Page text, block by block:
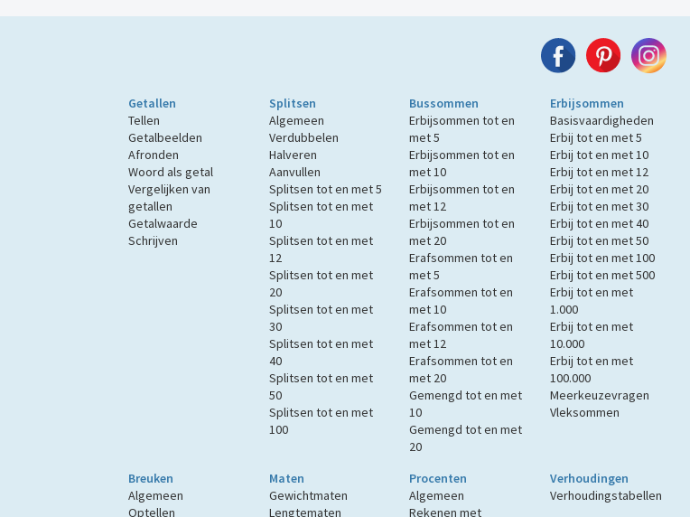
Getallen
Tellen
Getalbeelden
Afronden
Woord als getal
Vergelijken van
getallen
Getalwaarde
Schrijven
Splitsen
Algemeen
Verdubbelen
Halveren
Aanvullen
Splitsen tot en met 5
Splitsen tot en met
10
Splitsen tot en met
12
Splitsen tot en met
20
Splitsen tot en met
30
Splitsen tot en met
40
Splitsen tot en met
50
Splitsen tot en met
100
Bussommen
Erbijsommen tot en
met 5
Erbijsommen tot en
met 10
Erbijsommen tot en
met 12
Erbijsommen tot en
met 20
Erafsommen tot en
met 5
Erafsommen tot en
met 10
Erafsommen tot en
met 12
Erafsommen tot en
met 20
Gemengd tot en met
10
Gemengd tot en met
20
Erbijsommen
Basisvaardigheden
Erbij tot en met 5
Erbij tot en met 10
Erbij tot en met 12
Erbij tot en met 20
Erbij tot en met 30
Erbij tot en met 40
Erbij tot en met 50
Erbij tot en met 100
Erbij tot en met 500
Erbij tot en met
1.000
Erbij tot en met
10.000
Erbij tot en met
100.000
Meerkeuzevragen
Vleksommen
Breuken
Algemeen
Optellen
Maten
Gewichtmaten
Lengtematen
Procenten
Algemeen
Rekenen met
Verhoudingen
Verhoudingstabellen